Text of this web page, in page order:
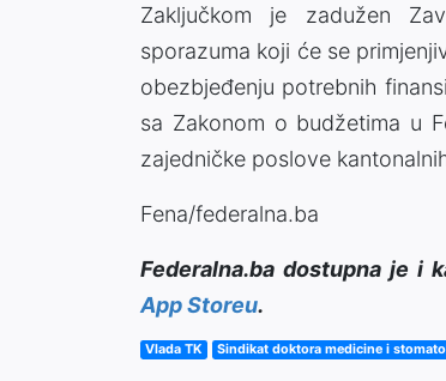
Zaključkom je zadužen
sporazuma koji će se
obezbjeđenju potrebnih
sa Zakonom o budžetima u
zajedničke poslove
Fena/federalna.ba
Federalna.ba dostupna je i
App Storeu.
Vlada TK Sindikat doktora medicine i